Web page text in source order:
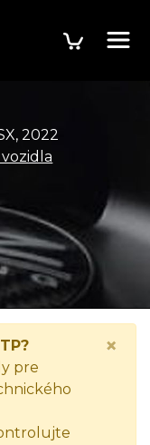
2022
údaje o vozidle
pre
×